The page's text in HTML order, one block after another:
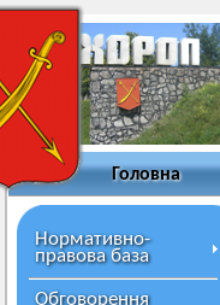
Головна
Нормативно-
правова база
Обговорення